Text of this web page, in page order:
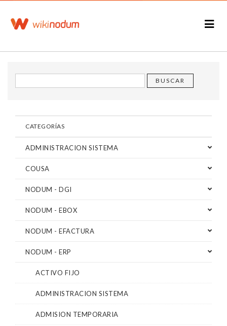
CATEGORÍAS
ADMINISTRACION SISTEMA
COUSA
NODUM - DGI
NODUM - EBOX
NODUM - EFACTURA
NODUM - ERP
ACTIVO FIJO
ADMINISTRACION SISTEMA
ADMISION TEMPORARIA